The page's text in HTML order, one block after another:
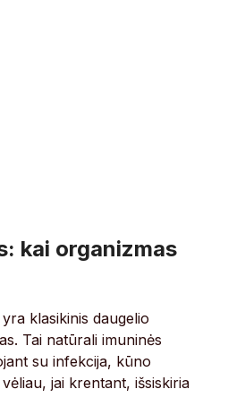
kai organizmas
klasikinis daugelio
Tai natūrali imuninės
su infekcija, kūno
jai krentant, išsiskiria